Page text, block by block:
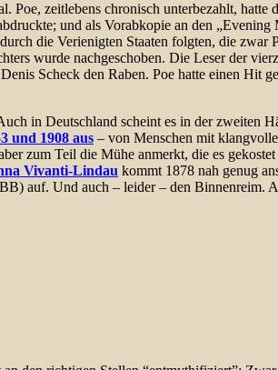
Poe, zeitlebens chronisch unterbezahlt,
und als Vorabkopie an den
die Verienigten Staaten folgten, die
wurde nachgeschoben. Die Leser der
Scheck den Raben. Poe hatte einen Hit
in Deutschland scheint es in der zweiten
und 1908 aus – von Menschen mit
zum Teil die Mühe anmerkt, die es
Vivanti-Lindau kommt 1878 nah genug
auf. Und auch – leider – den Binnenreim.